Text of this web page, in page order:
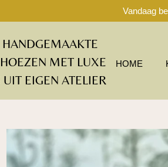
Vandaag
MET LUXE
UIT EIGEN ATELIER
HOME